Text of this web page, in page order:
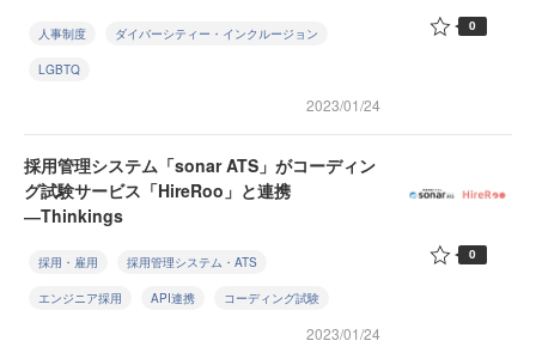
人事制度 ダイバーシティー・インクルージョン
LGBTQ
2023/01/24
0
採用管理システム「sonar ATS」がコーディン
グ試験サービス「HireRoo」と連携
―Thinkings
採用・雇用 採用管理システム・ATS
エンジニア採用 API連携 コーディング試験
2023/01/24
0